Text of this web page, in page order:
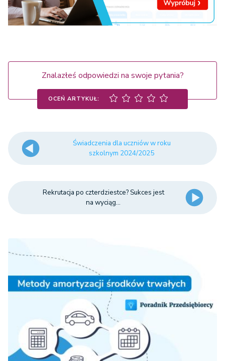
Znalazłeś odpowiedzi na swoje pytania?
OCEŃ ARTYKUŁ:
Świadczenia dla uczniów w roku
szkolnym 2024/2025
Rekrutacja po czterdziestce? Sukces jest
na wyciąg...